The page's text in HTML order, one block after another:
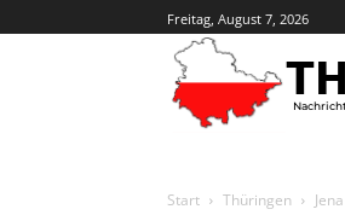
Freitag, August 7, 2026
Start Thüringen Jena